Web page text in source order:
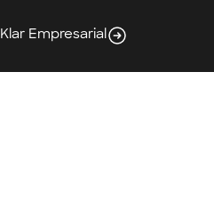
Klar Empresarial